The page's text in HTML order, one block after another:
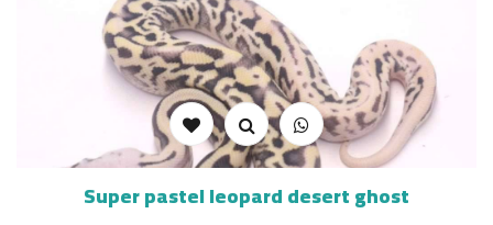
Super pastel leopard desert ghost